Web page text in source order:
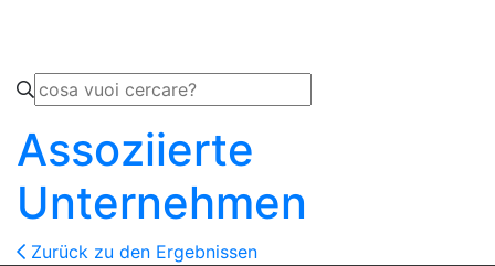
Assoziierte
Unternehmen
Zurück zu den Ergebnissen